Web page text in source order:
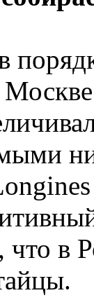
что в